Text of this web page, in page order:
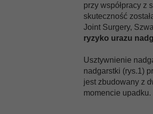
przy współpracy z
skuteczność
Joint Surgery,
ryzyko urazu
Usztywnienie
nadgarstki (rys.1)
jest zbudowany z
momencie upadku.